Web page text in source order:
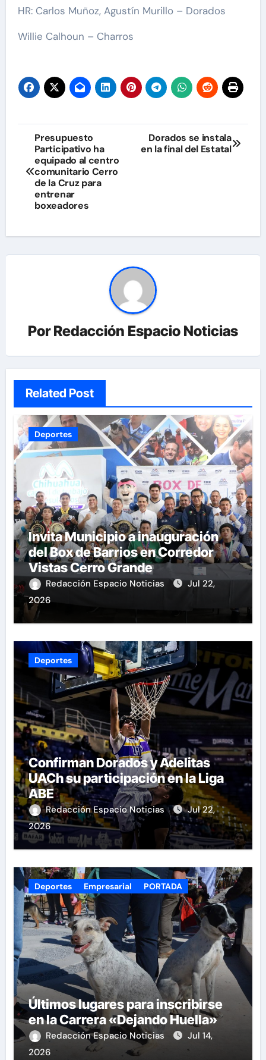
HR: Carlos Muñoz, Agustín Murillo – Dorados
Willie Calhoun – Charros
Navegación
de
entradas
Presupuesto
Participativo ha
equipado al centro
comunitario Cerro
de la Cruz para
entrenar
boxeadores
Dorados se instala
en la final del Estatal
PorRedacción Espacio Noticias
Related Post
Deportes
Invita Municipio a inauguración
del Box de Barrios en Corredor
Vistas Cerro Grande
Redacción Espacio Noticias
Jul 22,
2026
Deportes
Confirman Dorados y Adelitas
UACh su participación en la Liga
ABE
Redacción Espacio Noticias
Jul 22,
2026
Deportes Empresarial PORTADA
Últimos lugares para inscribirse
en la Carrera «Dejando Huella»
Redacción Espacio Noticias
Jul 14,
2026